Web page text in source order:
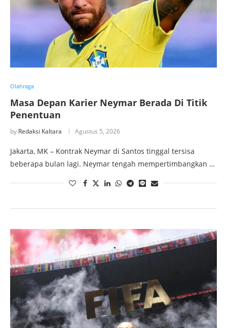
Olahraga
Masa Depan Karier Neymar Berada Di Titik
Penentuan
by Redaksi Kaltara Agustus 5, 2026
Jakarta, MK – Kontrak Neymar di Santos tinggal tersisa
beberapa bulan lagi. Neymar tengah mempertimbangkan …